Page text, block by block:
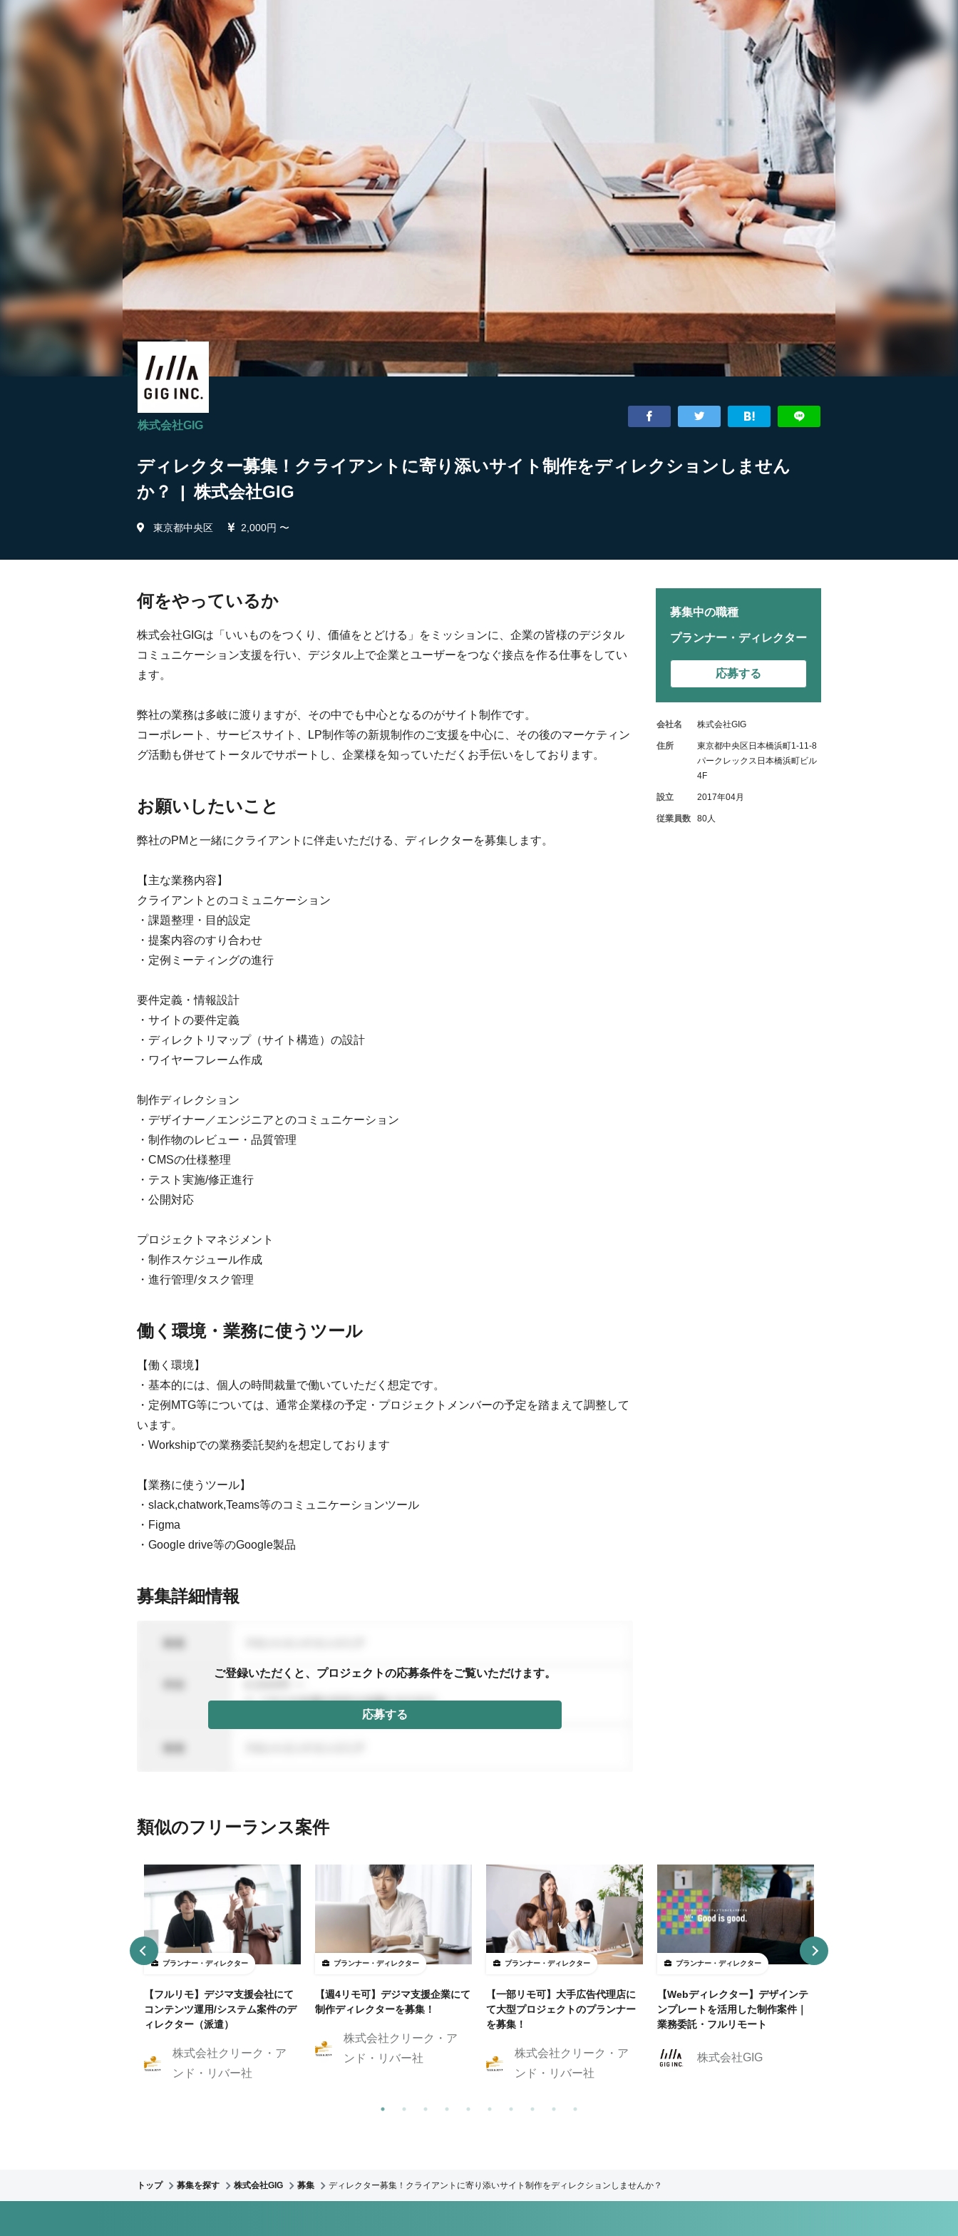
株式会社GIG
ディレクター募集！クライアントに寄り添いサイト制作をディレクションしません
か？ | 株式会社GIG
東京都中央区 2,000円 〜
何をやっているか
株式会社GIGは「いいものをつくり、価値をとどける」をミッションに、企業の皆様のデジタル
コミュニケーション支援を行い、デジタル上で企業とユーザーをつなぐ接点を作る仕事をしてい
ます。
弊社の業務は多岐に渡りますが、その中でも中心となるのがサイト制作です。
コーポレート、サービスサイト、LP制作等の新規制作のご支援を中心に、その後のマーケティン
グ活動も併せてトータルでサポートし、企業様を知っていただくお手伝いをしております。
お願いしたいこと
弊社のPMと一緒にクライアントに伴走いただける、ディレクターを募集します。
【主な業務内容】
クライアントとのコミュニケーション
・課題整理・目的設定
・提案内容のすり合わせ
・定例ミーティングの進行
要件定義・情報設計
・サイトの要件定義
・ディレクトリマップ（サイト構造）の設計
・ワイヤーフレーム作成
制作ディレクション
・デザイナー／エンジニアとのコミュニケーション
・制作物のレビュー・品質管理
・CMSの仕様整理
・テスト実施/修正進行
・公開対応
プロジェクトマネジメント
・制作スケジュール作成
・進行管理/タスク管理
働く環境・業務に使うツール
【働く環境】
・基本的には、個人の時間裁量で働いていただく想定です。
・定例MTG等については、通常企業様の予定・プロジェクトメンバーの予定を踏まえて調整して
います。
・Workshipでの業務委託契約を想定しております
【業務に使うツール】
・slack,chatwork,Teams等のコミュニケーションツール
・Figma
・Google drive等のGoogle製品
募集詳細情報
ご登録いただくと、プロジェクトの応募条件をご覧いただけます。
応募する
募集中の職種
プランナー・ディレクター
応募する
会社名 株式会社GIG
住所
東京都中央区日本橋浜町1-11-8
パークレックス日本橋浜町ビル
4F
設立 2017年04月
従業員数 80人
類似のフリーランス案件
プランナー・ディレクター
【フルリモ】デジマ支援会社にて
コンテンツ運用/システム案件のデ
ィレクター（派遣）
株式会社クリーク・ア
ンド・リバー社
プランナー・ディレクター
【週4リモ可】デジマ支援企業にて
制作ディレクターを募集！
株式会社クリーク・ア
ンド・リバー社
プランナー・ディレクター
【一部リモ可】大手広告代理店に
て大型プロジェクトのプランナー
を募集！
株式会社クリーク・ア
ンド・リバー社
プランナー・ディレクター
【Webディレクター】デザインテ
ンプレートを活用した制作案件｜
業務委託・フルリモート
株式会社GIG
トップ 募集を探す 株式会社GIG 募集 ディレクター募集！クライアントに寄り添いサイト制作をディレクションしませんか？